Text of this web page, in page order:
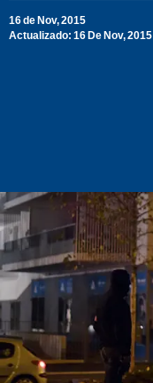
16 de Nov, 2015
Actualizado: 16 De Nov, 2015